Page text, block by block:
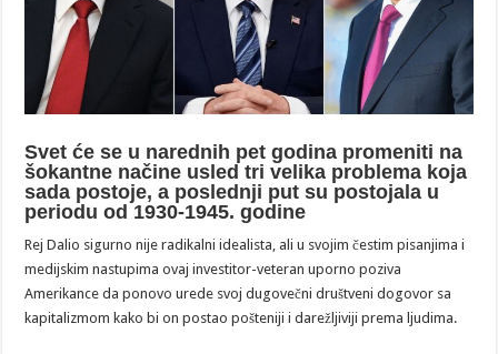
Svet će se u narednih pet godina promeniti na
šokantne načine usled tri velika problema koja
sada postoje, a poslednji put su postojala u
periodu od 1930-1945. godine
Rej Dalio sigurno nije radikalni idealista, ali u svojim čestim pisanjima i
medijskim nastupima ovaj investitor-veteran uporno poziva
Amerikance da ponovo urede svoj dugovečni društveni dogovor sa
kapitalizmom kako bi on postao pošteniji i darežljiviji prema ljudima.